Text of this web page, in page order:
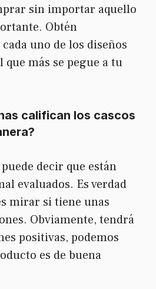
sin importar aquello
Obtén
uno de los diseños
que más se pegue a tu
califican los cascos
decir que están
evaluados. Es verdad
mirar si tiene unas
Obviamente, tendrá
positivas, podemos
es de buena